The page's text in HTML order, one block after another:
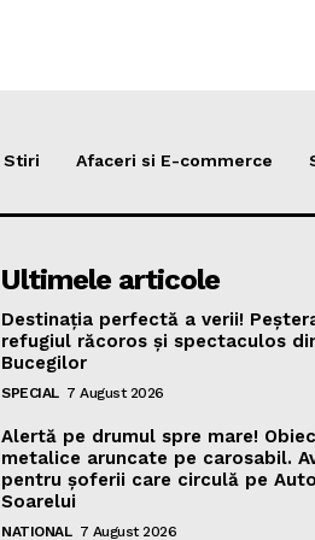
Stiri Afaceri si E-commerce
Ultimele articole
Destinația perfectă a verii!
refugiul răcoros și spectaculos
Bucegilor
SPECIAL 7 August 2026
Alertă pe drumul spre mare!
metalice aruncate pe carosabil.
pentru șoferii care circulă pe
Soarelui
NATIONAL 7 August 2026